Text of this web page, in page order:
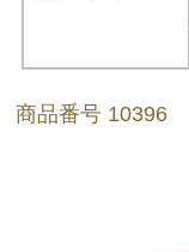
商品番号 10396